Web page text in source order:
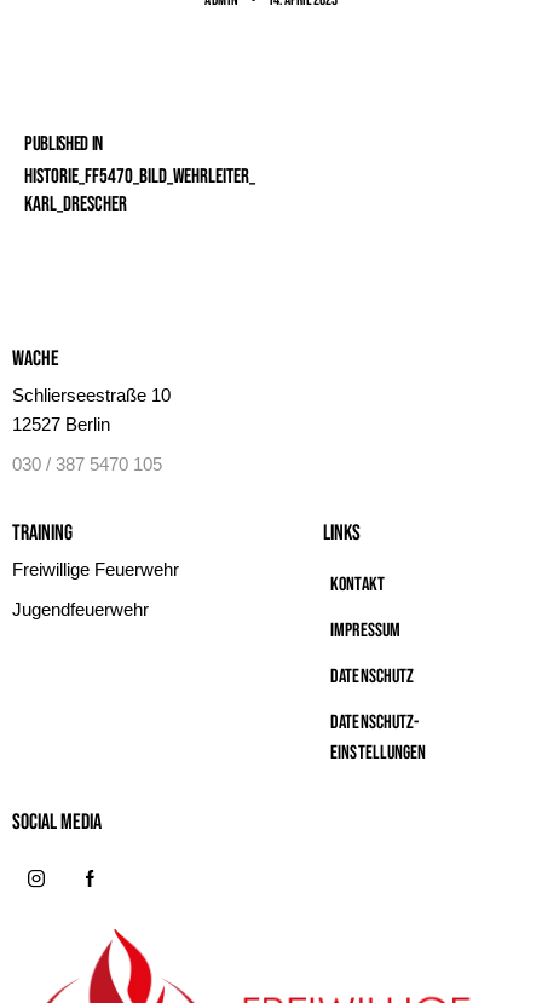
Published in
Historie_FF5470_Bild_Wehrleiter_
Karl_Drescher
Wache
Schlierseestraße 10
12527 Berlin
030 / 387 5470 105
Training
Freiwillige Feuerwehr
Jugendfeuerwehr
Links
Kontakt
Impressum
Datenschutz
Datenschutz-
Einstellungen
Social MeDIA